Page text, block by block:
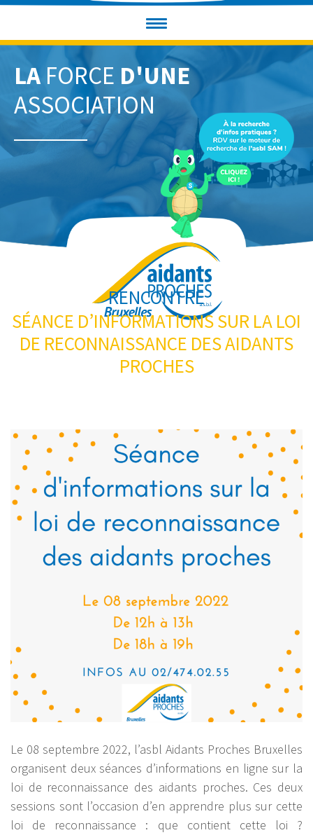
LA FORCE D'UNE
ASSOCIATION
RENCONTRE
SÉANCE D’INFORMATIONS SUR LA LOI
DE RECONNAISSANCE DES AIDANTS
PROCHES
Le 08 septembre 2022, l’asbl Aidants Proches Bruxelles
organisent deux séances d’informations en ligne sur la
loi de reconnaissance des aidants proches. Ces deux
sessions sont l’occasion d’en apprendre plus sur cette
loi de reconnaissance : que contient cette loi ?